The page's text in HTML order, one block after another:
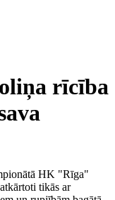
rīcība
HK "Rīga"
tikās ar